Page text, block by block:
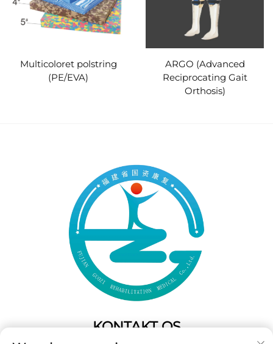
Multicoloret polstring
(PE/EVA)
ARGO (Advanced
Reciprocating Gait
Orthosis)
KONTAKT OS